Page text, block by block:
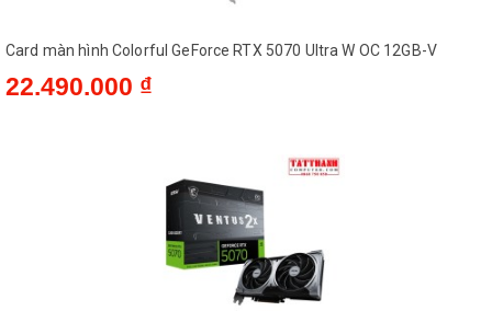
Card màn hình Colorful GeForce RTX 5070 Ultra W OC 12GB-V
22.490.000 ₫